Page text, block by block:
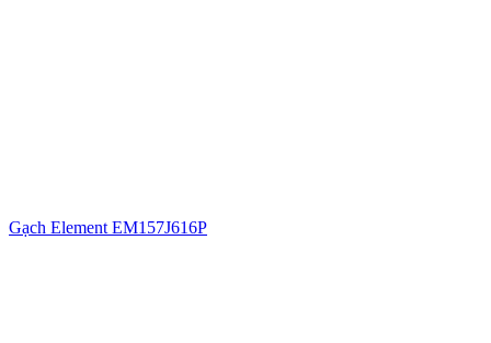
Gạch Element EM157J616P